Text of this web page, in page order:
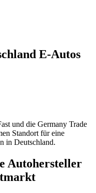
E-Autos
und die Germany Trade
Standort für eine
in Deutschland.
Autohersteller